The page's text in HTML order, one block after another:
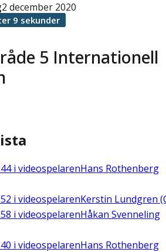
5 Internationell
2 december 2020
9 sekunder
i videospelarenHans Rothenberg
i videospelarenKerstin Lundgren
i videospelarenHåkan Svenneling
i videospelarenHans Rothenberg